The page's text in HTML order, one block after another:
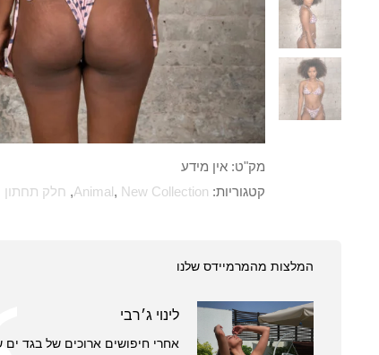
מק"ט: אין מידע
קטגוריות:
Animal, New Collection
, חלק תחתון
המלצות מהמרמיידס שלנו
לינוי ג׳רבי
אחרי חיפושים ארוכים של בגד